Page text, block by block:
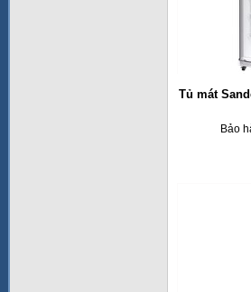
Tủ mát
Bảo